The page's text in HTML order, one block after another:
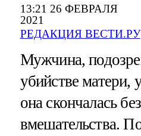
13:21 26 ФЕВРАЛЯ
2021
РЕДАКЦИЯ ВЕСТИ.РУ
Мужчина,
убийстве матери,
она скончалась
вмешательства.